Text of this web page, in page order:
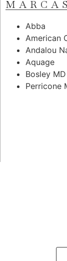
MARCAS
Abba
American
Andalou
Aquage
Bosley MD
Perricone